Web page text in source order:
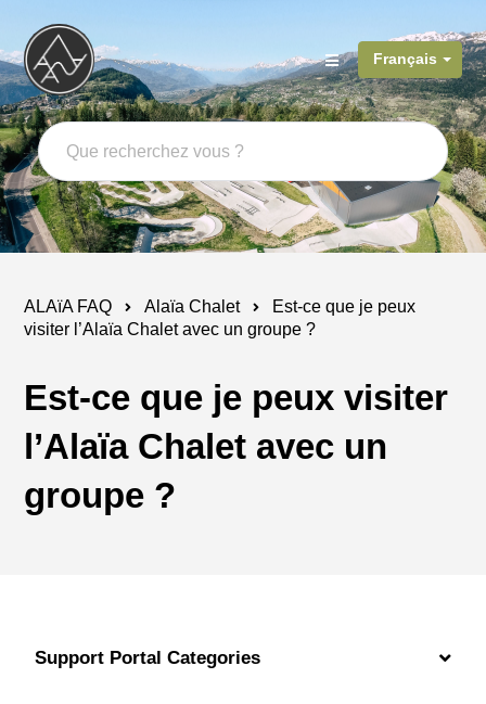
Français
ALAïA FAQ Alaïa Chalet
Est-ce que je peux
visiter l’Alaïa Chalet avec un groupe ?
Est-ce que je peux visiter
l’Alaïa Chalet avec un
groupe ?
Support Portal Categories